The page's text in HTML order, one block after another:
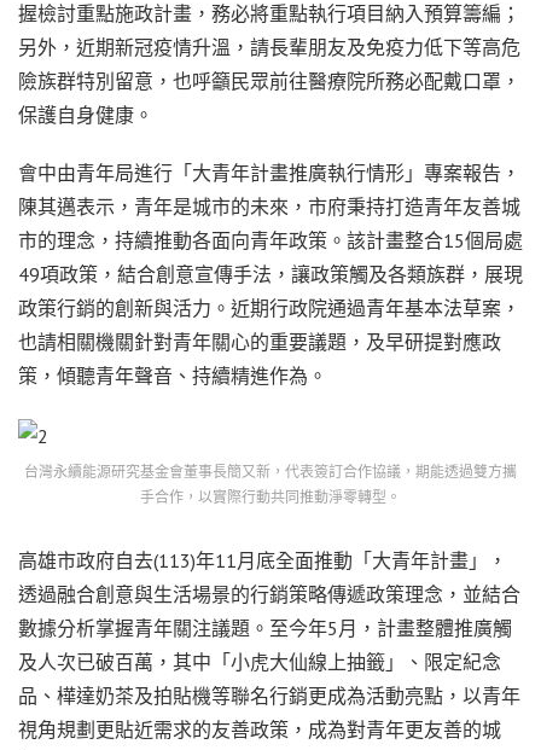
握檢討重點施政計畫，務必將重點執行項目納入預算籌編；
另外，近期新冠疫情升溫，請長輩朋友及免疫力低下等高危
險族群特別留意，也呼籲民眾前往醫療院所務必配戴口罩，
保護自身健康。
會中由青年局進行「大青年計畫推廣執行情形」專案報告，
陳其邁表示，青年是城市的未來，市府秉持打造青年友善城
市的理念，持續推動各面向青年政策。該計畫整合15個局處
49項政策，結合創意宣傳手法，讓政策觸及各類族群，展現
政策行銷的創新與活力。近期行政院通過青年基本法草案，
也請相關機關針對青年關心的重要議題，及早研提對應政
策，傾聽青年聲音、持續精進作為。
台灣永續能源研究基金會董事長簡又新，代表簽訂合作協議，期能透過雙方攜
手合作，以實際行動共同推動淨零轉型。
高雄市政府自去(113)年11月底全面推動「大青年計畫」，
透過融合創意與生活場景的行銷策略傳遞政策理念，並結合
數據分析掌握青年關注議題。至今年5月，計畫整體推廣觸
及人次已破百萬，其中「小虎大仙線上抽籤」、限定紀念
品、樺達奶茶及拍貼機等聯名行銷更成為活動亮點，以青年
視角規劃更貼近需求的友善政策，成為對青年更友善的城